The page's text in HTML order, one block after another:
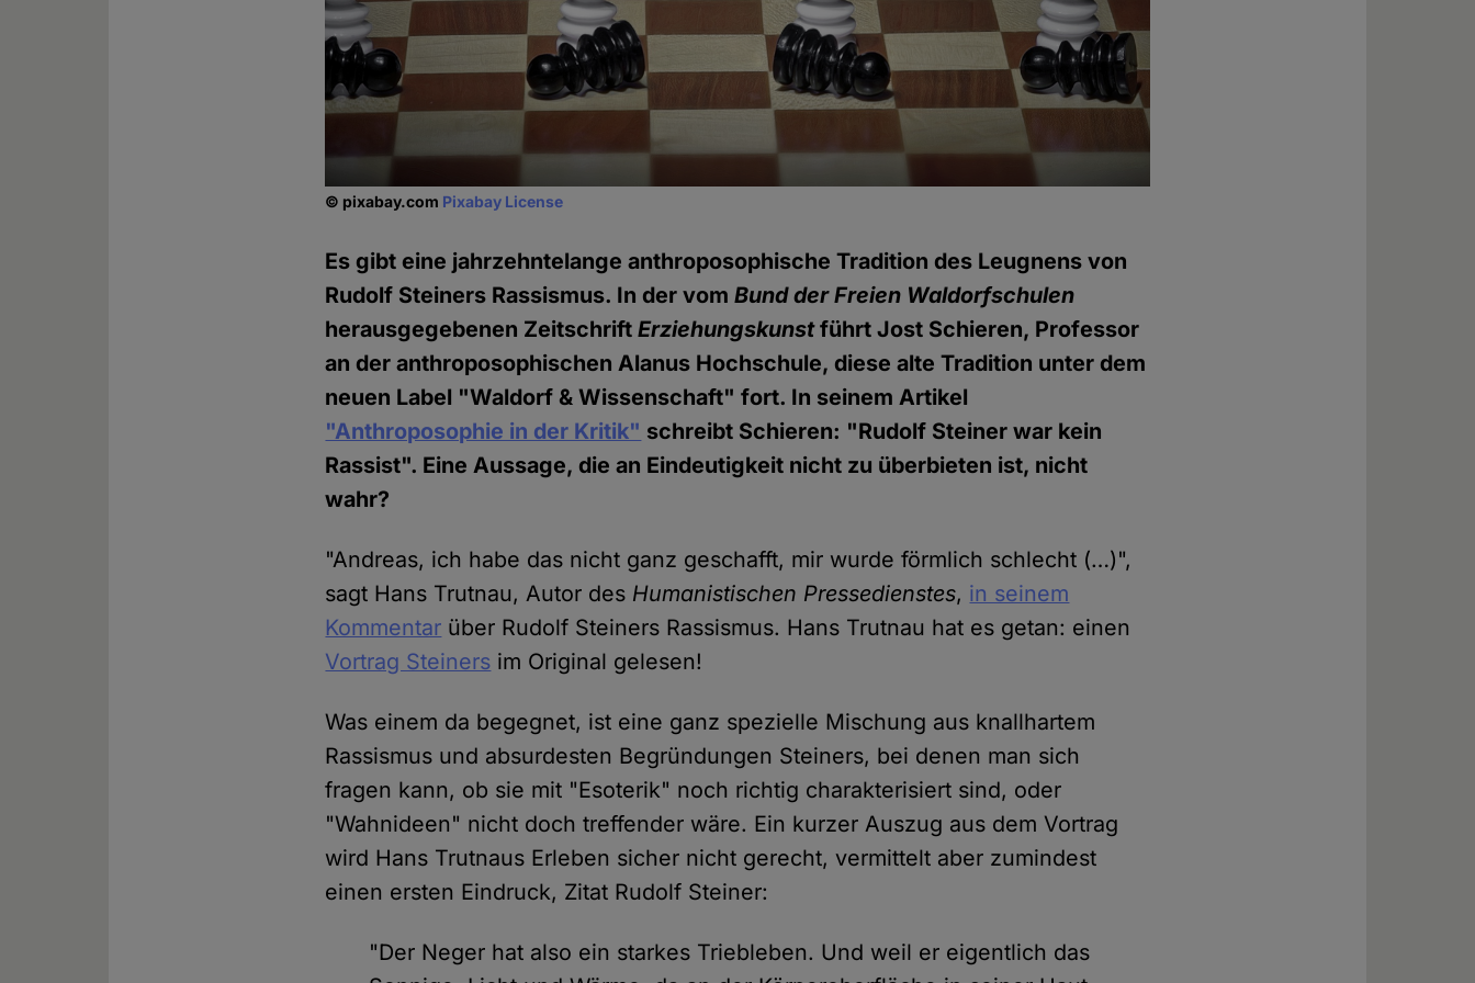
© pixabay.com Pixabay License
Es gibt eine jahrzehntelange anthroposophische Tradition des Leugnens von
Rudolf Steiners Rassismus. In der vomBund der Freien Waldorfschulen
herausgegebenen ZeitschriftErziehungskunstführt Jost Schieren, Professor
an der anthroposophischen Alanus Hochschule, diese alte Tradition unter dem
neuen Label "Waldorf & Wissenschaft" fort. In seinem Artikel
"Anthroposophie in der Kritik" schreibt Schieren: "Rudolf Steiner war kein
Rassist". Eine Aussage, die an Eindeutigkeit nicht zu überbieten ist, nicht
wahr?
"Andreas, ich habe das nicht ganz geschafft, mir wurde förmlich schlecht (…)",
sagt Hans Trutnau, Autor des Humanistischen Pressedienstes, in seinem
Kommentar über Rudolf Steiners Rassismus. Hans Trutnau hat es getan: einen
Vortrag Steiners im Original gelesen!
Was einem da begegnet, ist eine ganz spezielle Mischung aus knallhartem
Rassismus und absurdesten Begründungen Steiners, bei denen man sich
fragen kann, ob sie mit "Esoterik" noch richtig charakterisiert sind, oder
"Wahnideen" nicht doch treffender wäre. Ein kurzer Auszug aus dem Vortrag
wird Hans Trutnaus Erleben sicher nicht gerecht, vermittelt aber zumindest
einen ersten Eindruck, Zitat Rudolf Steiner:
"Der Neger hat also ein starkes Triebleben. Und weil er eigentlich das